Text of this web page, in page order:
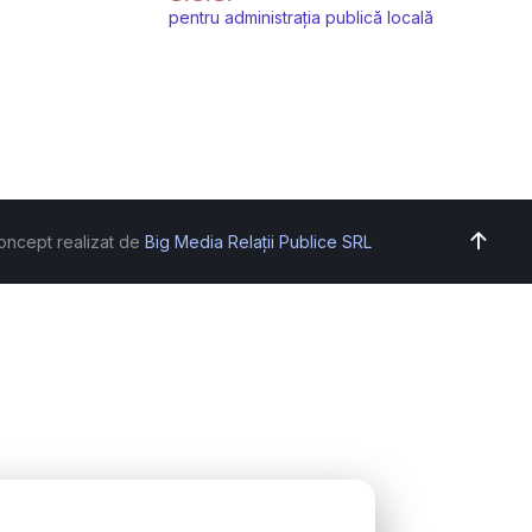
pentru administrația publică locală
realizat de Big Media Relații Publice SRL